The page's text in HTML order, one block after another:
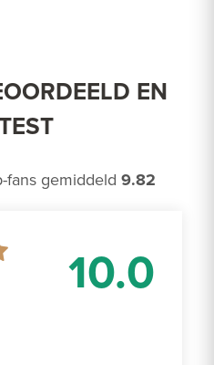
EN
gemiddeld 9.82
10.0